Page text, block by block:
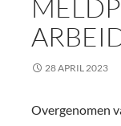
28 APRIL 2023
Overgenomen